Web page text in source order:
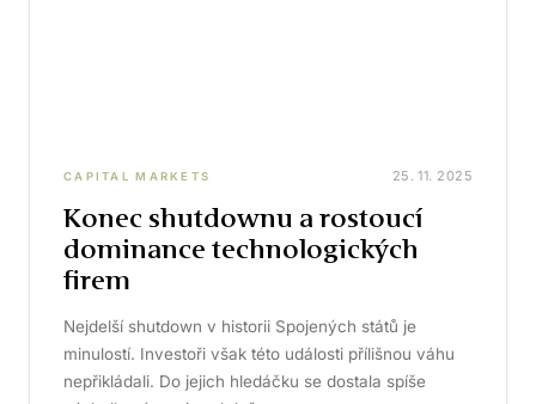
CAPITAL MARKETS 25. 11. 2025
Konec shutdownu a rostoucí
dominance technologických
firem
Nejdelší shutdown v historii Spojených států je
minulostí. Investoři však této události přílišnou váhu
nepřikládali. Do jejich hledáčku se dostala spíše